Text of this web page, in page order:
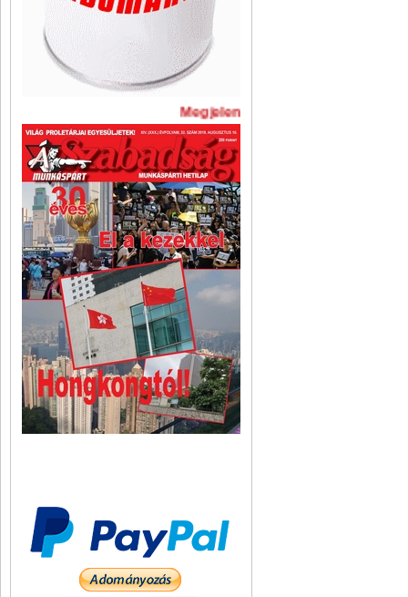
Megjelent A Szabadság legújabb